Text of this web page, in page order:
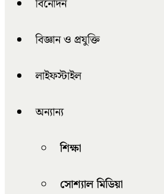
বিনোদন
বিজ্ঞান ও প্রযুক্তি
লাইফস্টাইল
অন্যান্য
শিক্ষা
সোশ্যাল মিডিয়া